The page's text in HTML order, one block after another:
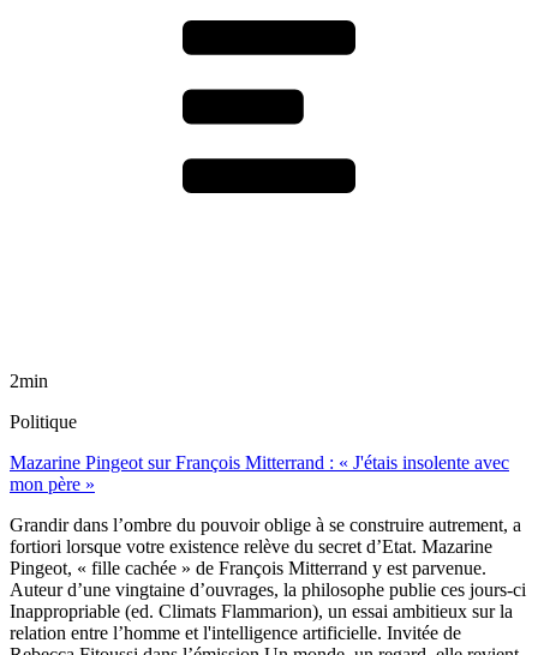
2min
Politique
Mazarine Pingeot sur François Mitterrand : « J'étais insolente avec
mon père »
Grandir dans l’ombre du pouvoir oblige à se construire autrement, a
fortiori lorsque votre existence relève du secret d’Etat. Mazarine
Pingeot, « fille cachée » de François Mitterrand y est parvenue.
Auteur d’une vingtaine d’ouvrages, la philosophe publie ces jours-ci
Inappropriable (ed. Climats Flammarion), un essai ambitieux sur la
relation entre l’homme et l'intelligence artificielle. Invitée de